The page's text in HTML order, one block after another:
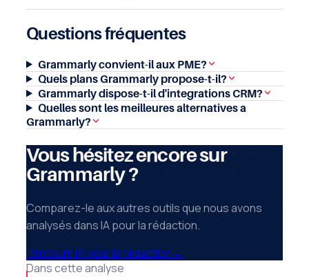
Questions fréquentes
Grammarly convient-il aux PME?
Quels plans Grammarly propose-t-il?
Grammarly dispose-t-il d'integrations CRM?
Quelles sont les meilleures alternatives a
Grammarly?
Vous hésitez encore sur
Grammarly ?
Comparez-le aux autres outils que nous avons
analysés dans IA pour la rédaction.
Parcourir IA pour la rédaction→
Dans cette analyse